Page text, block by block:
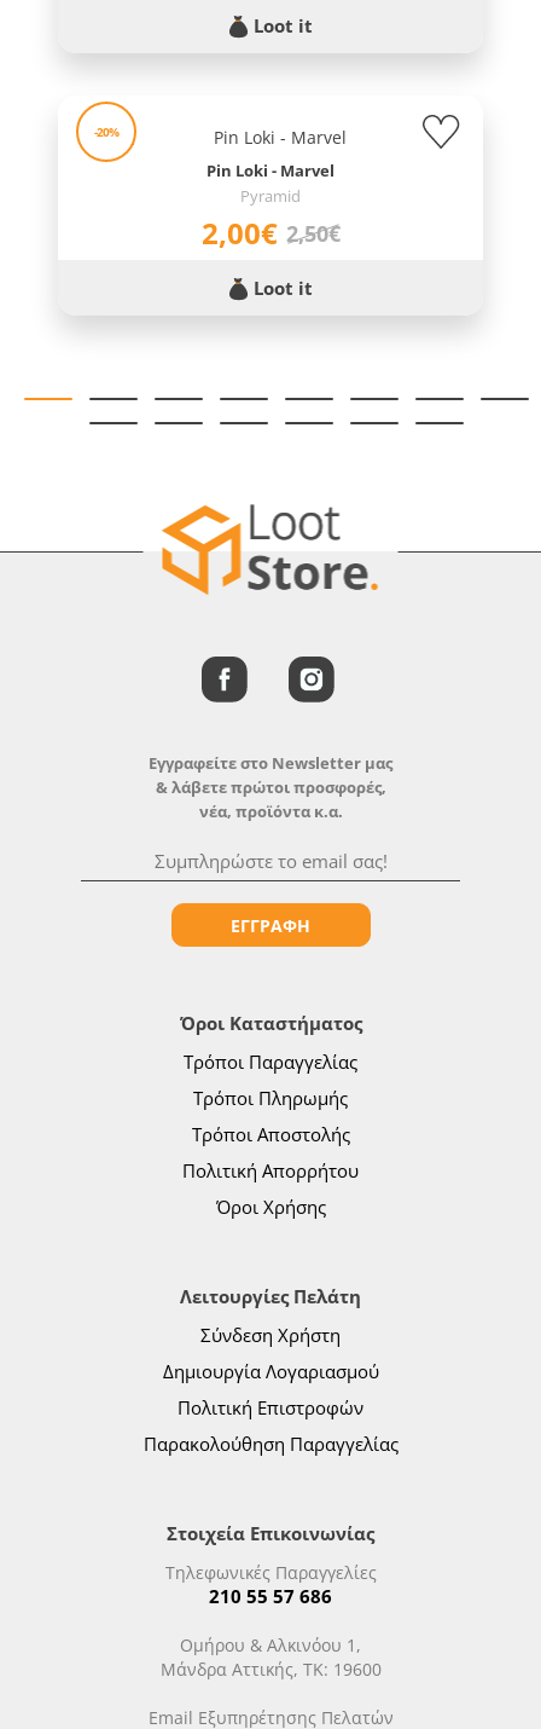
Loot it
-20%
Pin Loki - Marvel
Pyramid
2,00€ 2,50€
Loot it
Όροι Καταστήματος
Τρόποι Παραγγελίας
Τρόποι Πληρωμής
Τρόποι Αποστολής
Πολιτική Απορρήτου
Όροι Χρήσης
Λειτουργίες Πελάτη
Σύνδεση Χρήστη
Δημιουργία Λογαριασμού
Πολιτική Επιστροφών
Παρακολούθηση Παραγγελίας
Στοιχεία Επικοινωνίας
Τηλεφωνικές Παραγγελίες
210 55 57 686
Ομήρου & Αλκινόου 1,
Μάνδρα Αττικής, ΤΚ: 19600
Email Εξυπηρέτησης Πελατών
Εγγραφείτε στο Newsletter μας
& λάβετε πρώτοι προσφορές,
νέα, προϊόντα κ.α.
ΕΓΓΡΑΦΗ